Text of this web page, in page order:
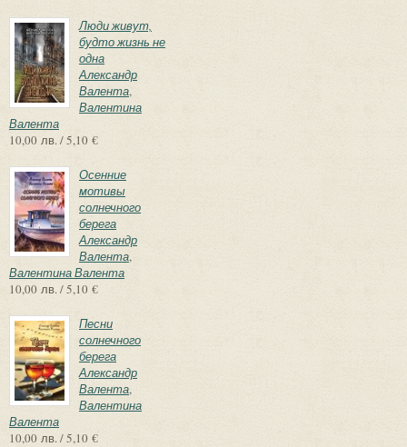
Люди живут,
будто жизнь не
одна
Александр
Валента,
Валентина
Валента
10,00 лв. / 5,10 €
Осенние
мотивы
солнечного
берега
Александр
Валента,
Валентина Валента
10,00 лв. / 5,10 €
Песни
солнечного
берега
Александр
Валента,
Валентина
Валента
10,00 лв. / 5,10 €